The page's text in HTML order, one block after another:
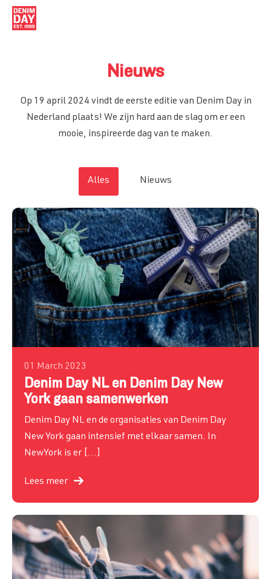
Kernmissie
Hoe doe je mee?
Waarom bestaat het al zolang?
Waarom Denim?
De reden waarom Denim?
Denim Day NL
Wereldwijde beweging
Programma 19 April
Waarom Denim Day NL
Voor wie is Denim Day NL?
Stichting
Info Stichting
Visiestuk
Hoe gaan we ingrijpen?
Organisatie
Introductie
Visie en Missie
Wie zijn wij?
Nieuws
Contact
Nieuws
Op 19 april 2024 vindt de eerste editie van Denim Day in
Nederland plaats! We zijn hard aan de slag om er een
mooie, inspireerde dag van te maken.
Alles Nieuws
01 March 2023
Denim Day NL en Denim Day New
York gaan samenwerken
Denim Day NL en de organisaties van Denim Day
New York gaan intensief met elkaar samen. In
NewYork is er […]
Lees meer